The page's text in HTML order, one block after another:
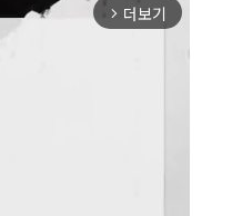
arrow_forward_ios 더보기